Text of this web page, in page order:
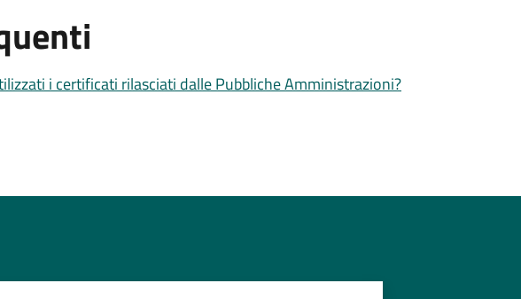
i certificati rilasciati dalle Pubbliche Amministrazioni?